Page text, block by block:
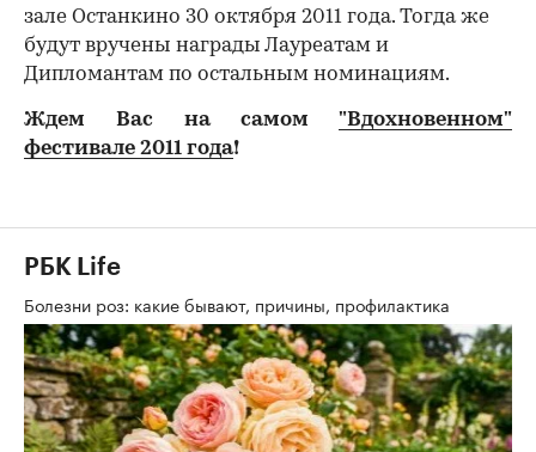
зале Останкино 30 октября 2011 года. Тогда же
будут вручены награды Лауреатам и
Дипломантам по остальным номинациям.
Ждем Вас на самом "Вдохновенном"
фестивале 2011 года!
РБК Life
Болезни роз: какие бывают, причины, профилактика